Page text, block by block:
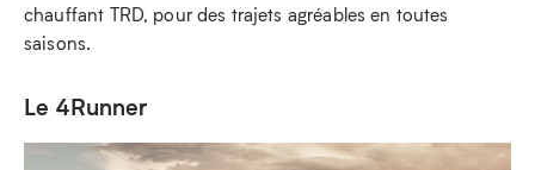
chauffant TRD, pour des trajets agréables en toutes
saisons.
Le 4Runner